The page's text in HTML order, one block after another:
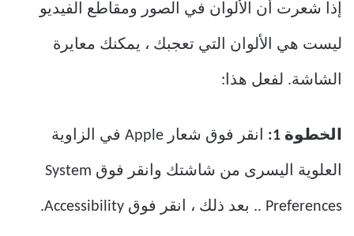
إذا شعرت أن الألوان في الصور ومقاطع الفيديو
ليست هي الألوان التي تعجبك ، يمكنك معايرة
الشاشة. لفعل هذا:
الخطوة 1: انقر فوق شعار Apple في الزاوية
العلوية اليسرى من شاشتك وانقر فوق System
Preferences .. بعد ذلك ، انقر فوق Accessibility.